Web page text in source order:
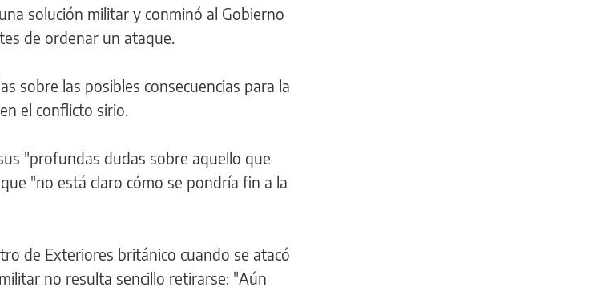
solución militar y conminó al Gobierno
de ordenar un ataque.
sobre las posibles consecuencias para la
el conflicto sirio.
"profundas dudas sobre aquello que
"no está claro cómo se pondría fin a la
de Exteriores británico cuando se atacó
no resulta sencillo retirarse: "Aún